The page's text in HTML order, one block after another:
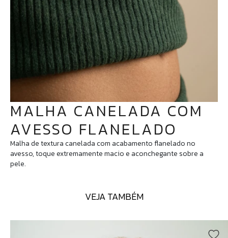
MALHA CANELADA COM
AVESSO FLANELADO
Malha de textura canelada com acabamento flanelado no
avesso, toque extremamente macio e aconchegante sobre a
pele.
VEJA TAMBÉM